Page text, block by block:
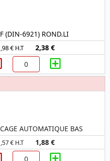
(DIN-6921) ROND.LI
€ H.T 2,38 €
AUTOMATIQUE BAS
€ H.T 1,88 €